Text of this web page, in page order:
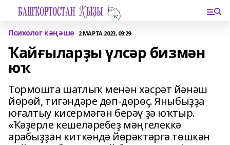
Психолог кәңәше 2 МАРТА 2023, 09:29
Ҡайғыларҙы үлсәр бизмән
юҡ
Тормошта шатлыҡ менән хәсрәт йәнәш
йөрөй, тигәндәре дөп-дөрөҫ. Яныбыҙҙа
юғалтыу кисермәгән берәү ҙә юҡтыр.
«Ҡәҙерле кешеләребеҙ мәңгелеккә
арабыҙҙан киткәндә йөрәктәргә төшкән